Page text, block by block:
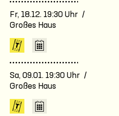
Fr, 18.12. 19:30 Uhr /
Großes Haus
Sa, 09.01. 19:30 Uhr /
Großes Haus